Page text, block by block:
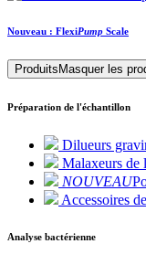
Nouveau : FlexiPump Scale
Produits Masquer les
Préparation de l'échantillon
Dilueurs
Malaxeurs de
NOUVEAU
Accessoires
Analyse bactérienne